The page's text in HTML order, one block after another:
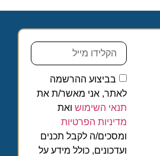
בביצוע ההרשמה
לאתר, אני מאשר/ת את
תנאי השימוש ואת
מדיניות הפרטיות
ומסכים/ה לקבל תכנים
ועדכונים, כולל מידע על